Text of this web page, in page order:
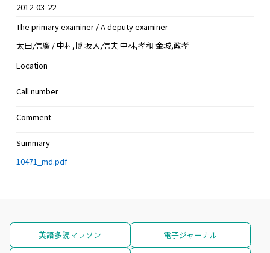
2012-03-22
The primary examiner / A deputy examiner
太田,信廣 / 中村,博 坂入,信夫 中林,孝和 金城,政孝
Location
Call number
Comment
Summary
10471_md.pdf
英語多読マラソン 電子ジャーナル